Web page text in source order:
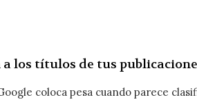
los títulos de tus
coloca pesa cuando parece